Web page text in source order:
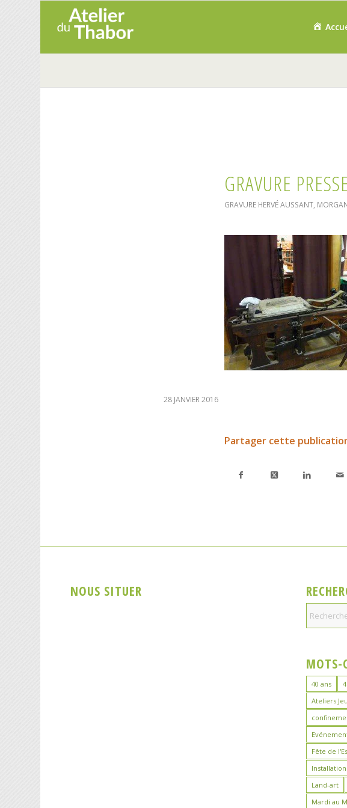
GRAVURE
GRAVURE HERVÉ AUSSANT,
28 JANVIER 2016
Partager cette
NOUS SITUER
MOTS-
40 ans
Ateliers
Fête de
Installation
Land-art
Mardi au